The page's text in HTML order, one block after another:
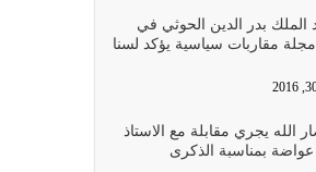
أكثر ولاءً وطاعة للشيطان
والخلود في…
الملك بدر الدين الحوثي في
مقاربات سياسية يؤكد لسنا
الله يجري مقابلة مع الاستاذ
عواضة بمناسبة الذكرى